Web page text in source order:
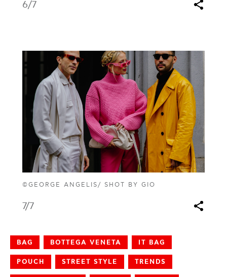
6/7
©GEORGE ANGELIS/ SHOT BY GIO
7/7
BAG BOTTEGA VENETA IT BAG
POUCH STREET STYLE TRENDS